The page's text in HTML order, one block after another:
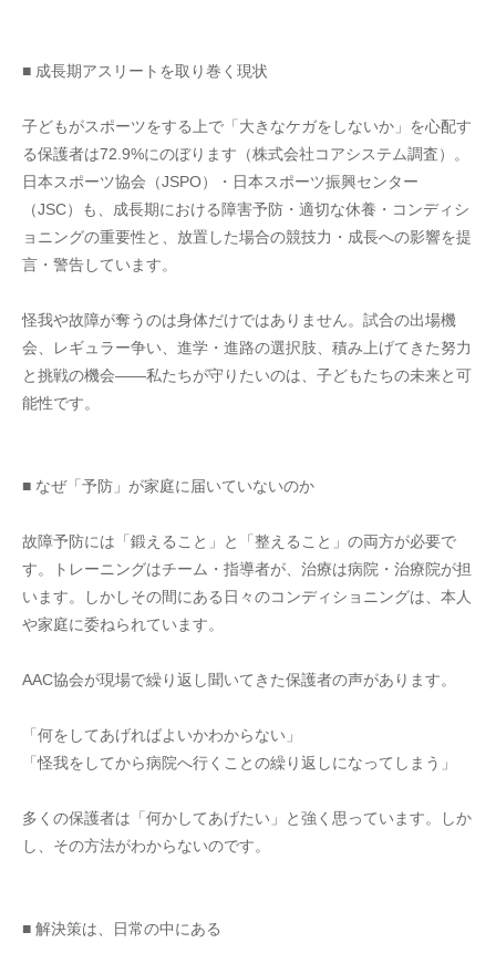
■ 成長期アスリートを取り巻く現状
子どもがスポーツをする上で「大きなケガをしないか」を心配す
る保護者は72.9%にのぼります（株式会社コアシステム調査）。
日本スポーツ協会（JSPO）・日本スポーツ振興センター
（JSC）も、成長期における障害予防・適切な休養・コンディシ
ョニングの重要性と、放置した場合の競技力・成長への影響を提
言・警告しています。
怪我や故障が奪うのは身体だけではありません。試合の出場機
会、レギュラー争い、進学・進路の選択肢、積み上げてきた努力
と挑戦の機会——私たちが守りたいのは、子どもたちの未来と可
能性です。
■ なぜ「予防」が家庭に届いていないのか
故障予防には「鍛えること」と「整えること」の両方が必要で
す。トレーニングはチーム・指導者が、治療は病院・治療院が担
います。しかしその間にある日々のコンディショニングは、本人
や家庭に委ねられています。
AAC協会が現場で繰り返し聞いてきた保護者の声があります。
「何をしてあげればよいかわからない」
「怪我をしてから病院へ行くことの繰り返しになってしまう」
多くの保護者は「何かしてあげたい」と強く思っています。しか
し、その方法がわからないのです。
■ 解決策は、日常の中にある